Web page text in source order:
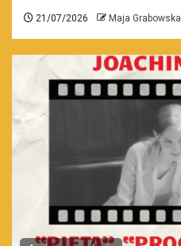
21/07/2026 Maja Grabowska